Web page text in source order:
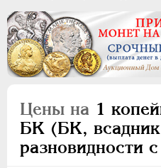
Цены на 1
БК (БК,
разновидности
ПEТР I 1699 - 1725
Серебро
Медь
5 копеек